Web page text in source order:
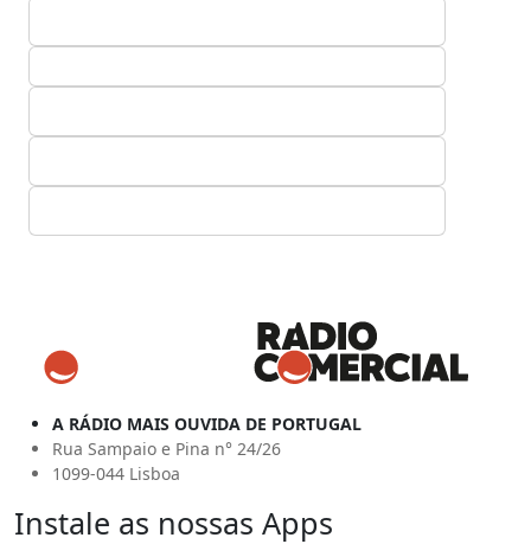
A RÁDIO MAIS OUVIDA DE PORTUGAL
Rua Sampaio e Pina n° 24/26
1099-044 Lisboa
Instale as nossas Apps